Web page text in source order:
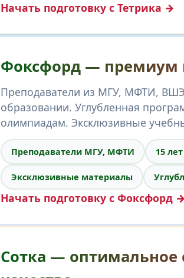
Начать подготовку с Тетрика →
Фоксфорд — премиум
Преподаватели из МГУ, МФТИ,
образовании. Углубленная
олимпиадам. Эксклюзивные
Преподаватели МГУ, МФТИ 15
Эксклюзивные материалы
Начать подготовку с Фоксфорд →
Сотка —